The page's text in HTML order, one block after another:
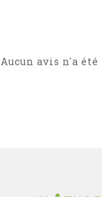
Aucun avis n'a